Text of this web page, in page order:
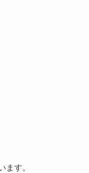
ます。